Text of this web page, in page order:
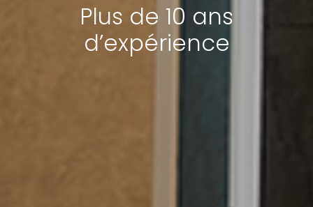
Plus de 10 ans
d’expérience